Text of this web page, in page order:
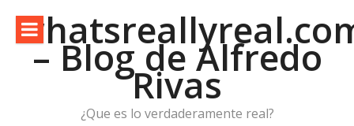
contenido– Blog de Alfredo
Rivas
¿Que es lo verdaderamente real?